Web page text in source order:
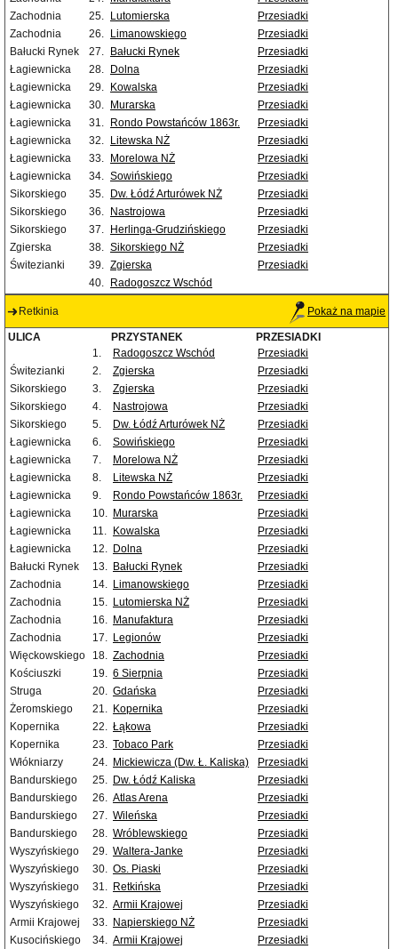
Zachodnia
25. Lutomierska
Przesiadki
Zachodnia
26. Limanowskiego
Przesiadki
Bałucki Rynek
27. Bałucki Rynek
Przesiadki
Łagiewnicka
28. Dolna
Przesiadki
Łagiewnicka
29. Kowalska
Przesiadki
Łagiewnicka
30. Murarska
Przesiadki
Łagiewnicka
31. Rondo Powstańców 1863r.
Przesiadki
Łagiewnicka
32. Litewska NŻ
Przesiadki
Łagiewnicka
33. Morelowa NŻ
Przesiadki
Łagiewnicka
34. Sowińskiego
Przesiadki
Sikorskiego
35. Dw. Łódź Arturówek NŻ
Przesiadki
Sikorskiego
36. Nastrojowa
Przesiadki
Sikorskiego
37. Herlinga-Grudzińskiego
Przesiadki
Zgierska
38. Sikorskiego NŻ
Przesiadki
Świtezianki
39. Zgierska
Przesiadki
40.
Radogoszcz Wschód
Retkinia Pokaż na mapie
ULICA PRZYSTANEK
PRZESIADKI
1.
Radogoszcz Wschód
Przesiadki
Świtezianki
2. Zgierska
Przesiadki
Sikorskiego
3. Zgierska
Przesiadki
Sikorskiego
4. Nastrojowa
Przesiadki
Sikorskiego
5. Dw. Łódź Arturówek NŻ
Przesiadki
Łagiewnicka
6. Sowińskiego
Przesiadki
Łagiewnicka
7. Morelowa NŻ
Przesiadki
Łagiewnicka
8. Litewska NŻ
Przesiadki
Łagiewnicka
9. Rondo Powstańców 1863r.
Przesiadki
Łagiewnicka
10. Murarska
Przesiadki
Łagiewnicka
11. Kowalska
Przesiadki
Łagiewnicka
12. Dolna
Przesiadki
Bałucki Rynek
13. Bałucki Rynek
Przesiadki
Zachodnia
14. Limanowskiego
Przesiadki
Zachodnia
15. Lutomierska NŻ
Przesiadki
Zachodnia
16. Manufaktura
Przesiadki
Zachodnia
17. Legionów
Przesiadki
Więckowskiego
18. Zachodnia
Przesiadki
Kościuszki
19. 6 Sierpnia
Przesiadki
Struga
20. Gdańska
Przesiadki
Żeromskiego
21. Kopernika
Przesiadki
Kopernika
22. Łąkowa
Przesiadki
Kopernika
23. Tobaco Park
Przesiadki
Włókniarzy
24. Mickiewicza (Dw. Ł. Kaliska)
Przesiadki
Bandurskiego
25. Dw. Łódź Kaliska
Przesiadki
Bandurskiego
26. Atlas Arena
Przesiadki
Bandurskiego
27. Wileńska
Przesiadki
Bandurskiego
28. Wróblewskiego
Przesiadki
Wyszyńskiego
29. Waltera-Janke
Przesiadki
Wyszyńskiego
30. Os. Piaski
Przesiadki
Wyszyńskiego
31. Retkińska
Przesiadki
Wyszyńskiego
32. Armii Krajowej
Przesiadki
Armii Krajowej
33. Napierskiego NŻ
Przesiadki
Kusocińskiego
34. Armii Krajowej Przesiadki